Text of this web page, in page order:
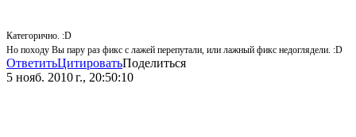
Категорично. :D
Но походу Вы пару раз фикс с лажей перепутали, или лажный фикс недоглядели. :D
ОтветитьЦитироватьПоделиться
5 нояб. 2010 г., 20:50:10